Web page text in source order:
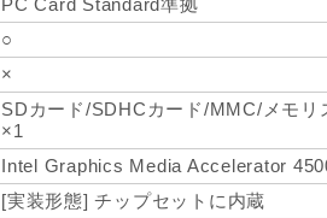
PC Card Standard準拠
○
×
SDカード/SDHCカード/MMC/メモ
×1
Intel Graphics Media Accelerator
[実装形態] チップセットに内蔵